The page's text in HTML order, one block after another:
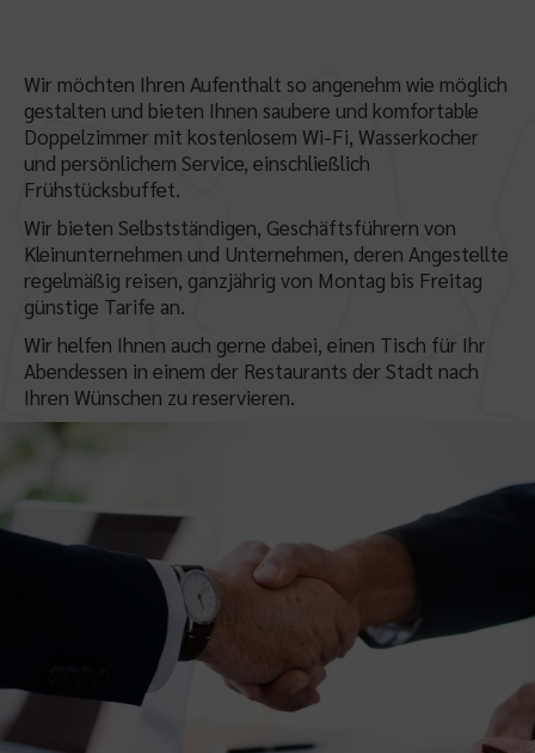
Wir möchten Ihren Aufenthalt so angenehm wie möglich
gestalten und bieten Ihnen saubere und komfortable
Doppelzimmer mit kostenlosem Wi-Fi, Wasserkocher
und persönlichem Service, einschließlich
Frühstücksbuffet.
Wir bieten Selbstständigen, Geschäftsführern von
Kleinunternehmen und Unternehmen, deren Angestellte
regelmäßig reisen, ganzjährig von Montag bis Freitag
günstige Tarife an.
Wir helfen Ihnen auch gerne dabei, einen Tisch für Ihr
Abendessen in einem der Restaurants der Stadt nach
Ihren Wünschen zu reservieren.